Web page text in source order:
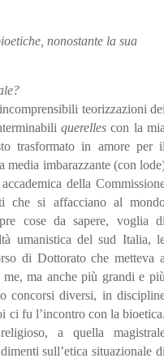
nonostante la sua
teorizzazioni dei
querelles con la mia
trasformato in amore per il
media imbarazzante (con
della
che si affacciano al
cose da sapere, voglia di
umanistica del sud Italia,
di Dottorato che metteva a
ma anche più grandi e più
concorsi diversi, in
ci fu l’incontro con la bioetica.
a quella
sull’etica situazionale di